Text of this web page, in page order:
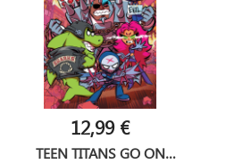
12,99 €
TEEN TITANS GO ON